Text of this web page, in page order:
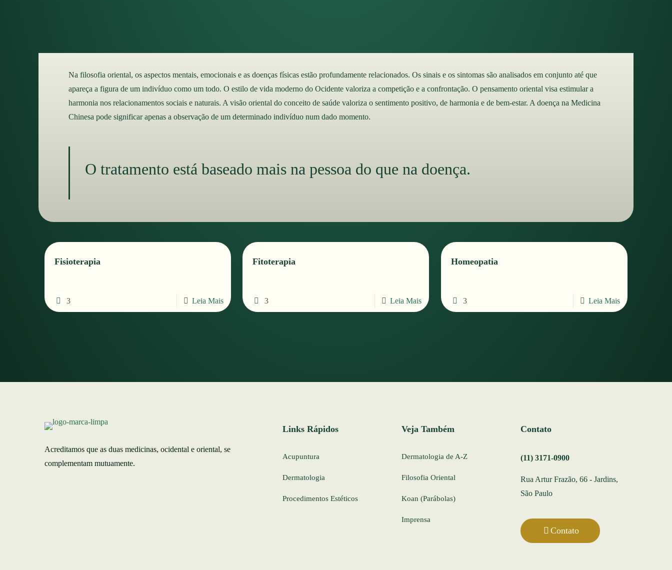
Na filosofia oriental, os aspectos mentais, emocionais e as doenças físicas estão profundamente relacionados. Os sinais e os sintomas são analisados em conjunto até que
apareça a figura de um indivíduo como um todo. O estilo de vida moderno do Ocidente valoriza a competição e a confrontação. O pensamento oriental visa estimular a
harmonia nos relacionamentos sociais e naturais. A visão oriental do conceito de saúde valoriza o sentimento positivo, de harmonia e de bem-estar. A doença na Medicina
Chinesa pode significar apenas a observação de um determinado indivíduo num dado momento.
O tratamento está baseado mais na pessoa do que na doença.
Fisioterapia
3 Leia Mais
Fitoterapia
3 Leia Mais
Homeopatia
3 Leia Mais
Acreditamos que as duas medicinas, ocidental e oriental, se
complementam mutuamente.
Links Rápidos
Acupuntura
Dermatologia
Procedimentos Estéticos
Veja Também
Dermatologia de A-Z
Filosofia Oriental
Koan (Parábolas)
Imprensa
Contato
(11) 3171-0900
Rua Artur Frazão, 66 - Jardins,
São Paulo
Contato